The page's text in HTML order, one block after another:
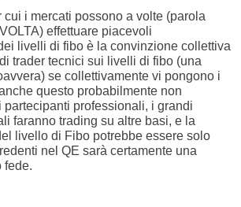
cui i mercati possono a volte (parola
effettuare piacevoli
livelli di fibo è la convinzione collettiva
trader tecnici sui livelli di fibo (una
se collettivamente vi pongono i
questo probabilmente non
partecipanti professionali, i grandi
faranno trading su altre basi, e la
livello di Fibo potrebbe essere solo
nel QE sarà certamente una
fede.